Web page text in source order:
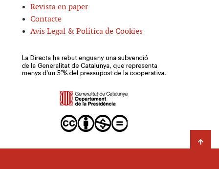
Revista en paper
Contacte
Avis Legal & Política de Cookies